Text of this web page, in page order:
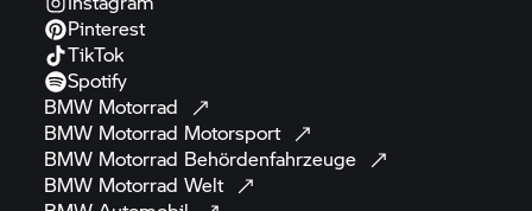
Pinterest
TikTok
Spotify
BMW Motorrad
BMW Motorrad Motorsport
BMW Motorrad Behördenfahrzeuge
BMW Motorrad Welt